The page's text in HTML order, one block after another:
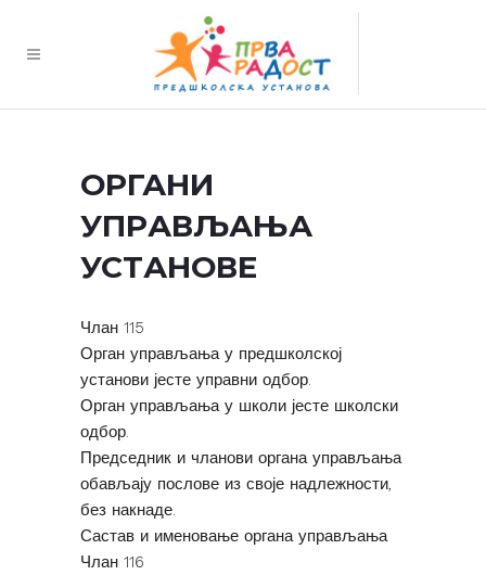
ОРГАНИ
УПРАВЉАЊА
УСТАНОВЕ
Члан 115
Орган управљања у предшколској
установи јесте управни одбор.
Орган управљања у школи јесте школски
одбор.
Председник и чланови органа управљања
обављају послове из своје надлежности,
без накнаде.
Састав и именовање органа управљања
Члан 116